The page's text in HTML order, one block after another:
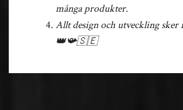
många produkter.
Allt design och utveckling sker
👑📯🇸🇪